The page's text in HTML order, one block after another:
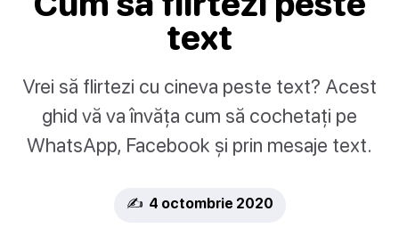
text
Vrei să flirtezi cu cineva peste text? Acest
ghid vă va învăța cum să cochetați pe
WhatsApp, Facebook și prin mesaje text.
✍️ 4 octombrie 2020